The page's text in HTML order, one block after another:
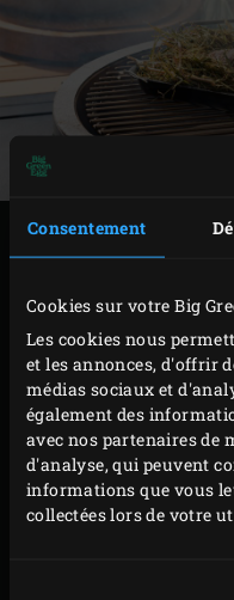
Consentement
Cookies sur votre Big
Les cookies nous
et les annonces, d'offrir
médias sociaux et
également des
avec nos partenaires de
d'analyse, qui peuvent
informations que vous
collectées lors de votre
Sortez le filet fumé
de le servir.
Green Egg et
200 °C,
grille en
Pour la crème
et enlevez les
d’avocat d’huile